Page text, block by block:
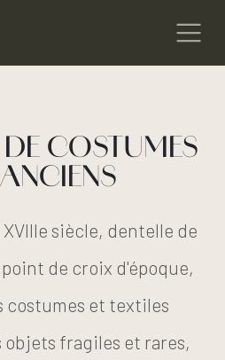
COSTUMES
siècle, dentelle de
de croix d'époque,
costumes et textiles
fragiles et rares,